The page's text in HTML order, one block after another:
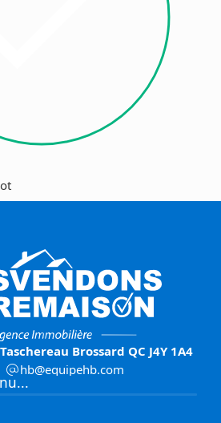
Brossard QC J4Y 1A4
moc.bhepiuqe@bh